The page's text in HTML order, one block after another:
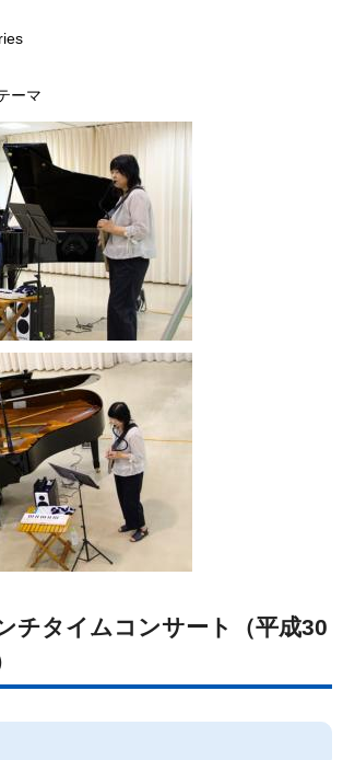
ーマ
チタイムコンサート（平成30